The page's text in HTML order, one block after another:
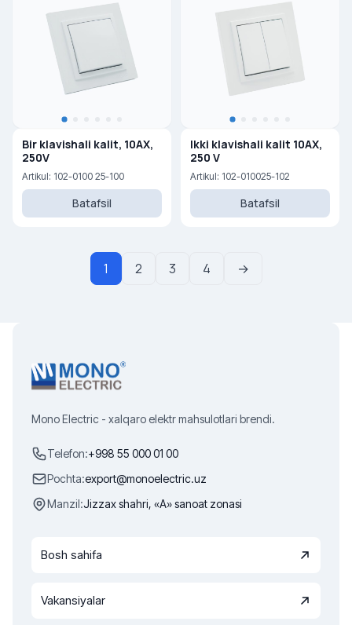
Bir klavishali kalit, 10AX,
250V
Artikul: 102-0100 25-100
Batafsil
Ikki klavishali kalit 10AX,
250 V
Artikul: 102-010025-102
Batafsil
1 2 3 4 →
Mono Electric - xalqaro elektr mahsulotlari brendi.
Telefon:+998 55 000 01 00
Pochta:export@monoelectric.uz
Manzil:Jizzax shahri, «A» sanoat zonasi
Bosh sahifa
Vakansiyalar